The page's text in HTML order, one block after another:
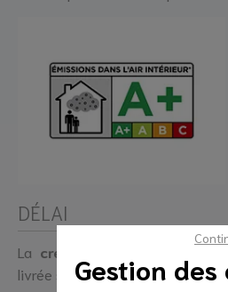
Gestion des
DÉLAI
La crédence de cuisine en
livrée sous un délai de 10 à 15